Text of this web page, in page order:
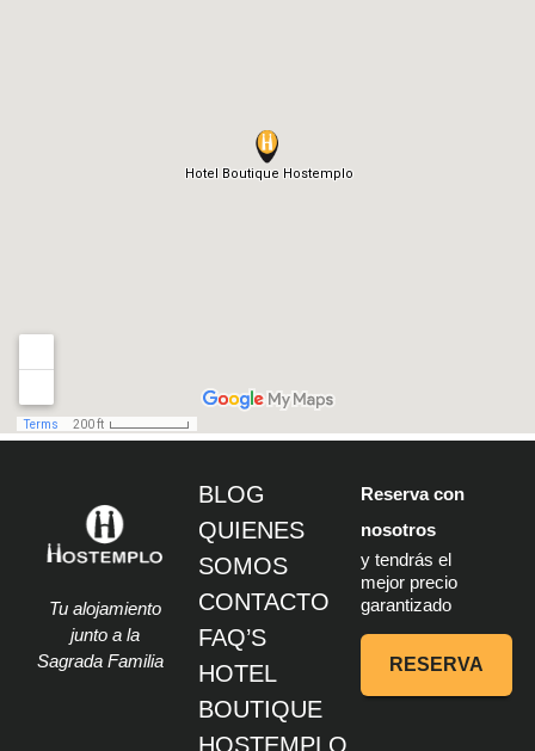
Tu alojamiento
junto a la
Sagrada Familia
BLOG
QUIENES
SOMOS
CONTACTO
FAQ’S
HOTEL
BOUTIQUE
HOSTEMPLO
Reserva con
nosotros
y tendrás el
mejor precio
garantizado
RESERVA